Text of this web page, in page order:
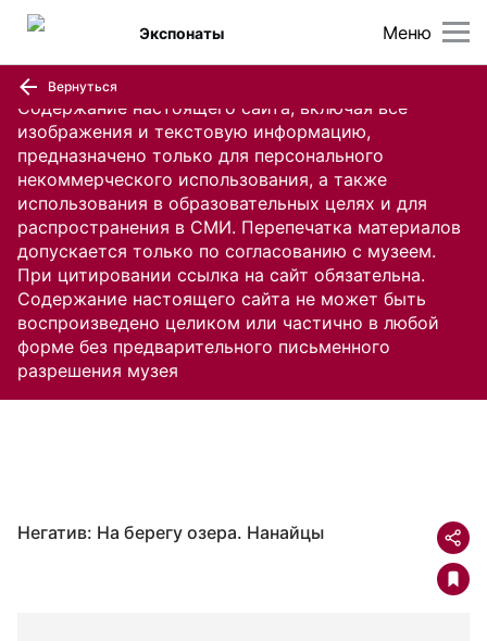
Содержание настоящего сайта, включая все
изображения и текстовую информацию,
предназначено только для персонального
некоммерческого использования, а также
использования в образовательных целях и для
распространения в СМИ. Перепечатка материалов
допускается только по согласованию с музеем.
При цитировании ссылка на сайт обязательна.
Содержание настоящего сайта не может быть
воспроизведено целиком или частично в любой
форме без предварительного письменного
разрешения музея
Меню
Экспонаты
Вернуться
Негатив: На берегу озера. Нанайцы